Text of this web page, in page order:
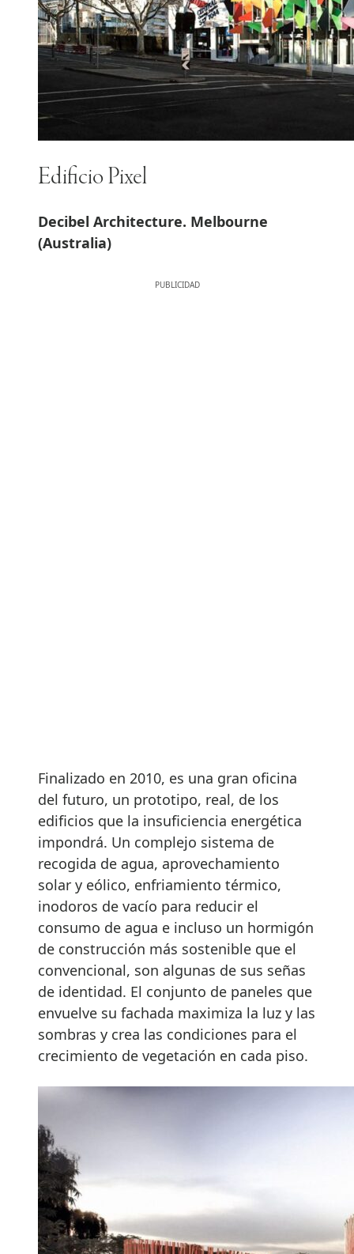
Edificio Pixel
Decibel Architecture. Melbourne
(Australia)
Finalizado en 2010, es una gran oficina
del futuro, un prototipo, real, de los
edificios que la insuficiencia energética
impondrá. Un complejo sistema de
recogida de agua, aprovechamiento
solar y eólico, enfriamiento térmico,
inodoros de vacío para reducir el
consumo de agua e incluso un hormigón
de construcción más sostenible que el
convencional, son algunas de sus señas
de identidad. El conjunto de paneles que
envuelve su fachada maximiza la luz y las
sombras y crea las condiciones para el
crecimiento de vegetación en cada piso.